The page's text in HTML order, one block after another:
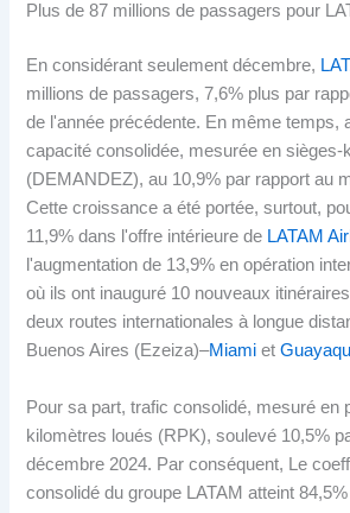
Plus de 87 millions de passagers pour
En considérant seulement décembre,
millions de passagers, 7,6% plus par
de l'année précédente. En même temps,
capacité consolidée, mesurée en sièges-
(DEMANDEZ), au 10,9% par rapport au
Cette croissance a été portée, surtout,
11,9% dans l'offre intérieure de LATAM
l'augmentation de 13,9% en opération
où ils ont inauguré 10 nouveaux
deux routes internationales à longue
Buenos Aires (Ezeiza)–Miami et
Pour sa part, trafic consolidé, mesuré en
kilomètres loués (RPK), soulevé 10,5%
décembre 2024. Par conséquent, Le
consolidé du groupe LATAM atteint